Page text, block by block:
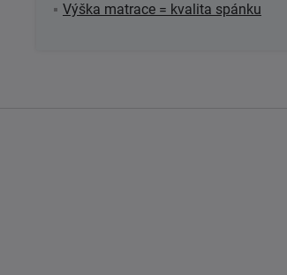
Výška matrace = kvalita spánku